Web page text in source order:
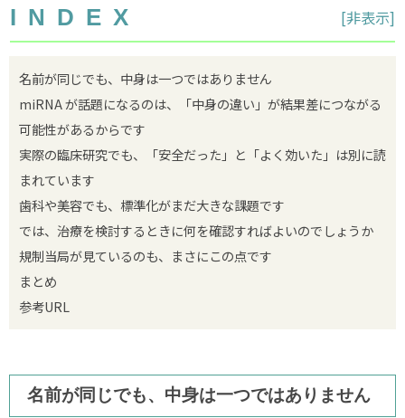
お問い合わせ
INDEX [非表示]
名前が同じでも、中身は一つではありません
miRNA が話題になるのは、「中身の違い」が結果差につながる
可能性があるからです
実際の臨床研究でも、「安全だった」と「よく効いた」は別に読
まれています
歯科や美容でも、標準化がまだ大きな課題です
では、治療を検討するときに何を確認すればよいのでしょうか
規制当局が見ているのも、まさにこの点です
まとめ
参考URL
名前が同じでも、中身は一つではありません